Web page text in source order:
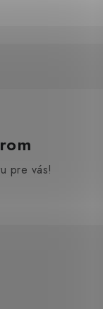
pre vás!